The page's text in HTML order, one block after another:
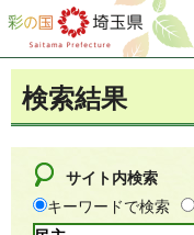
彩の国 埼玉県
検索結果
サイト内検索
キーワードで検索